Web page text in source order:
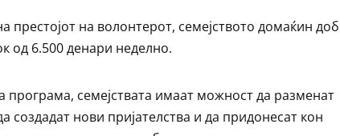
престојот на волонтерот, семејството домаќин
од 6.500 денари неделно.
програма, семејствата имаат можност да разменат
создадат нови пријателства и да придонесат кон